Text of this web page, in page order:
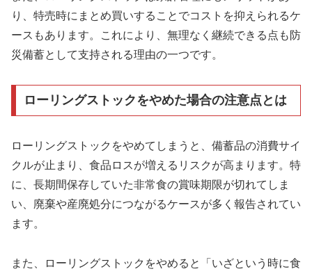
り、特売時にまとめ買いすることでコストを抑えられるケ
ースもあります。これにより、無理なく継続できる点も防
災備蓄として支持される理由の一つです。
ローリングストックをやめた場合の注意点とは
ローリングストックをやめてしまうと、備蓄品の消費サイ
クルが止まり、食品ロスが増えるリスクが高まります。特
に、長期間保存していた非常食の賞味期限が切れてしま
い、廃棄や産廃処分につながるケースが多く報告されてい
ます。
また、ローリングストックをやめると「いざという時に食